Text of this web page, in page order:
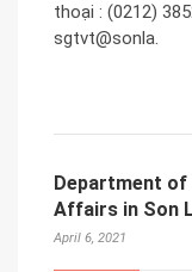
thoại : (0212)
sgtvt@sonla.
Department of
Affairs in Son
April 6, 2021